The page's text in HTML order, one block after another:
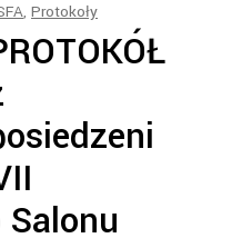
, Protokoły